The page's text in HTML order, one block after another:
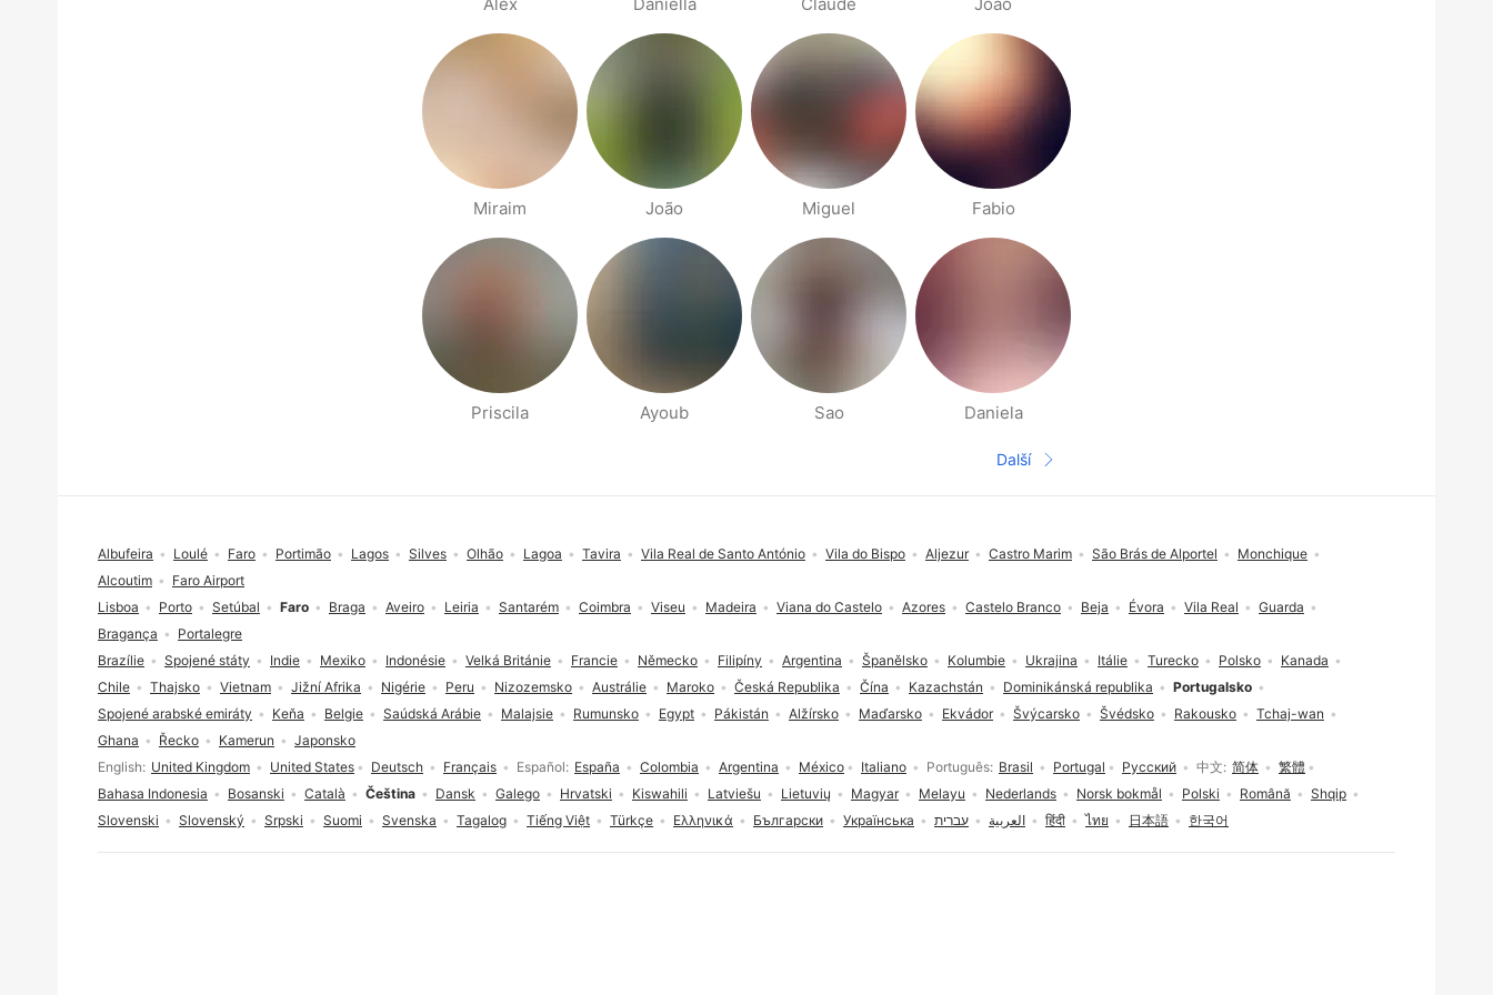
Miraim João Miguel Fabio
Priscila Ayoub Sao Daniela
Další stránka
Další
Volba jazyka
English United Kingdom United States Deutsch Français Español España Colombia Argentina México Italiano Português Brasil Portugal Русский 中文 简体
繁體
Bahasa Indonesia
Bosanski Català Čeština Dansk Galego Hrvatski Kiswahili Latviešu Lietuvių Magyar Melayu Nederlands Norsk bokmål Polski Română
Shqip
Slovenski
Slovenský Srpski Suomi Svenska Tagalog Tiếng Việt Türkçe Ελληνικά Български Українська עברית العربية हिंदी ไทย 日本語 한국어
Brazílie Spojené státy Indie Mexiko Indonésie Velká Británie Francie Německo Filipíny Argentina Španělsko Kolumbie Ukrajina Itálie Turecko Polsko
Kanada
Chile
Thajsko Vietnam Jižní Afrika Nigérie Peru Nizozemsko Austrálie Maroko Česká Republika Čína Kazachstán Dominikánská republika
Portugalsko
Spojené arabské emiráty
Keňa Belgie Saúdská Arábie Malajsie Rumunsko Egypt Pákistán Alžírsko Maďarsko Ekvádor Švýcarsko Švédsko Rakousko
Tchaj-wan
Ghana
Řecko Kamerun Japonsko
Lisboa Porto Setúbal Faro Braga Aveiro Leiria Santarém Coimbra Viseu Madeira Viana do Castelo Azores Castelo Branco Beja Évora Vila Real
Guarda
Bragança
Portalegre
Albufeira Loulé Faro Portimão Lagos Silves Olhão Lagoa Tavira Vila Real de Santo António Vila do Bispo Aljezur Castro Marim São Brás de Alportel
Monchique
Alcoutim
Faro Airport